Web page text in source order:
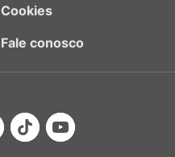
Cookies
Fale conosco